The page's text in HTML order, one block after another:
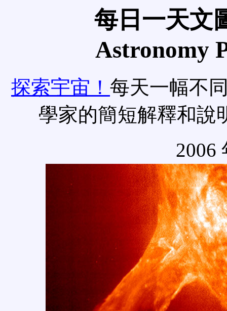
每日一天文
Astronomy
探索宇宙！ 每天一幅不
學家的簡短解釋和說
2006